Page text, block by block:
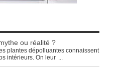
ou réalité ?
plantes dépolluantes connaissent
intérieurs. On leur